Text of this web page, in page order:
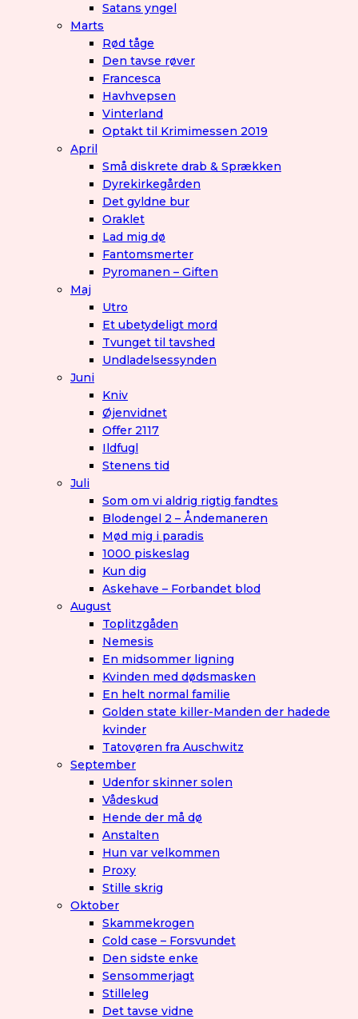
Satans yngel
Marts
Rød tåge
Den tavse røver
Francesca
Havhvepsen
Vinterland
Optakt til Krimimessen 2019
April
Små diskrete drab & Sprækken
Dyrekirkegården
Det gyldne bur
Oraklet
Lad mig dø
Fantomsmerter
Pyromanen – Giften
Maj
Utro
Et ubetydeligt mord
Tvunget til tavshed
Undladelsessynden
Juni
Kniv
Øjenvidnet
Offer 2117
Ildfugl
Stenens tid
Juli
Som om vi aldrig rigtig fandtes
Blodengel 2 – Åndemaneren
Mød mig i paradis
1000 piskeslag
Kun dig
Askehave – Forbandet blod
August
Toplitzgåden
Nemesis
En midsommer ligning
Kvinden med dødsmasken
En helt normal familie
Golden state killer-Manden der hadede
kvinder
Tatovøren fra Auschwitz
September
Udenfor skinner solen
Vådeskud
Hende der må dø
Anstalten
Hun var velkommen
Proxy
Stille skrig
Oktober
Skammekrogen
Cold case – Forsvundet
Den sidste enke
Sensommerjagt
Stilleleg
Det tavse vidne